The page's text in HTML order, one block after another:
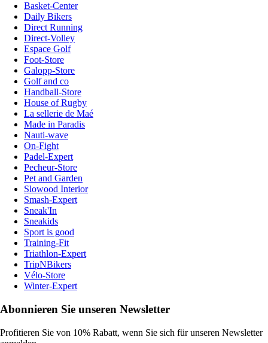
Basket-Center
Daily Bikers
Direct Running
Direct-Volley
Espace Golf
Foot-Store
Galopp-Store
Golf and co
Handball-Store
House of Rugby
La sellerie de Maé
Made in Paradis
Nauti-wave
On-Fight
Padel-Expert
Pecheur-Store
Pet and Garden
Slowood Interior
Smash-Expert
Sneak'In
Sneakids
Sport is good
Training-Fit
Triathlon-Expert
TripNBikers
Vélo-Store
Winter-Expert
Abonnieren Sie unseren Newsletter
Profitieren Sie von 10% Rabatt, wenn Sie sich für unseren Newsletter